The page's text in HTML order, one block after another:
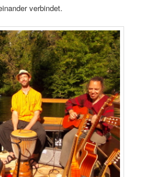
verbindet.